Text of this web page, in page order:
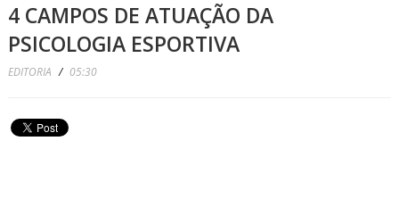
4 CAMPOS DE ATUAÇÃO DA
PSICOLOGIA ESPORTIVA
EDITORIA / 05:30